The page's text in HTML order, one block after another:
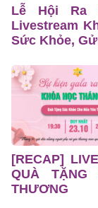
Lễ Hội Ra
Livestream
Sức Khỏe,
[RECAP]
QUÀ TẶNG
THƯƠNG